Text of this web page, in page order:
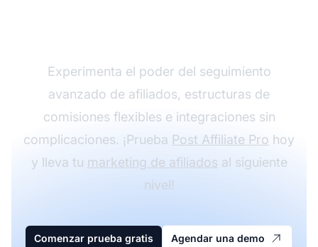
Experimenta el poder del seguimiento
avanzado de afiliados, estructuras de
comisiones flexibles e integraciones sin
complicaciones. ¡Prueba Post Affiliate Pro hoy
y lleva tu marketing de afiliados al siguiente
nivel!
Comenzar prueba gratis Agendar una demo